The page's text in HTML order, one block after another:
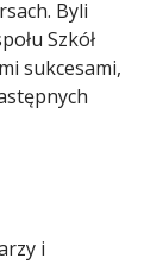
Byli
Szkół
sukcesami,
i